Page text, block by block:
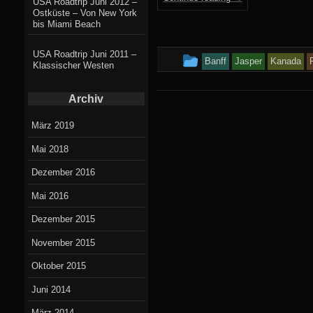
This
Banff Jasper Kanada
Ostküste – Von New York
bis Miami Beach
USA Roadtrip Juni 2011 –
Klassischer Westen
Archiv
März 2019
Mai 2018
Dezember 2016
Mai 2016
Dezember 2015
November 2015
Oktober 2015
Juni 2014